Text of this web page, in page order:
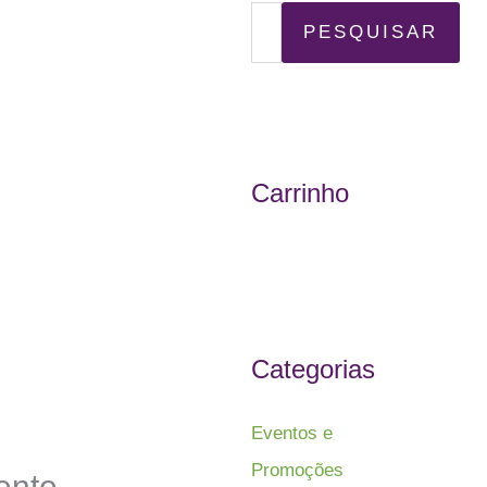
i
r
:
PESQUISAR
Carrinho
Categorias
Eventos e
Promoções